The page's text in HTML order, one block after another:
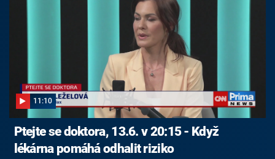
11:10
Ptejte se doktora, 13.6. v 20:15 - Když
lékárna pomáhá odhalit riziko